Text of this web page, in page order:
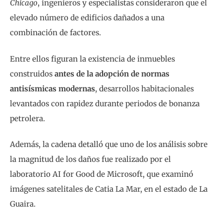
Chicago, ingenieros y especialistas consideraron que el
elevado número de edificios dañados a una
combinación de factores.
Entre ellos figuran la existencia de inmuebles
construidos antes de la adopción de normas
antisísmicas modernas, desarrollos habitacionales
levantados con rapidez durante periodos de bonanza
petrolera.
Además, la cadena detalló que uno de los análisis sobre
la magnitud de los daños fue realizado por el
laboratorio AI for Good de Microsoft, que examinó
imágenes satelitales de Catia La Mar, en el estado de La
Guaira.